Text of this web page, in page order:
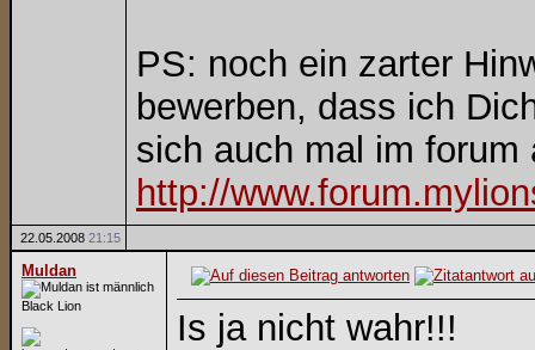
PS: noch ein zarter
bewerben, dass ich
sich auch mal im forum
http://
22.05.2008 21:15
Muldan
Black Lion
Is ja nicht wahr!!!